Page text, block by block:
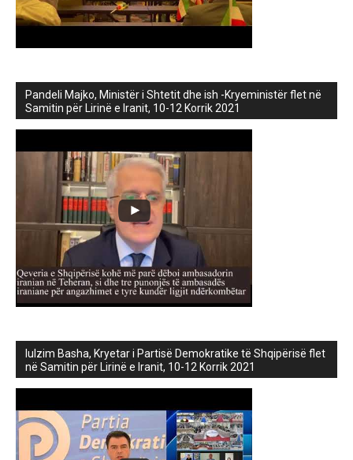
Pandeli Majko, Ministër i Shtetit dhe ish -Kryeministër flet në
Samitin për Lirinë e Iranit, 10-12 Korrik 2021
lulzim Basha, Kryetar i Partisë Demokratike të Shqipërisë flet
në Samitin për Lirinë e Iranit, 10-12 Korrik 2021